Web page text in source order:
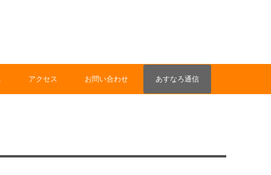
アクセス お問い合わせ あすなろ通信